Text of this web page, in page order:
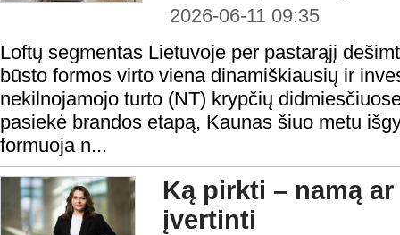
2026-06-11 09:35
Loftų segmentas Lietuvoje per pastarąjį
būsto formos virto viena dinamiškiausių ir
nekilnojamojo turto (NT) krypčių
pasiekė brandos etapą, Kaunas šiuo metu
formuoja n...
Ką pirkti – namą
įvertinti